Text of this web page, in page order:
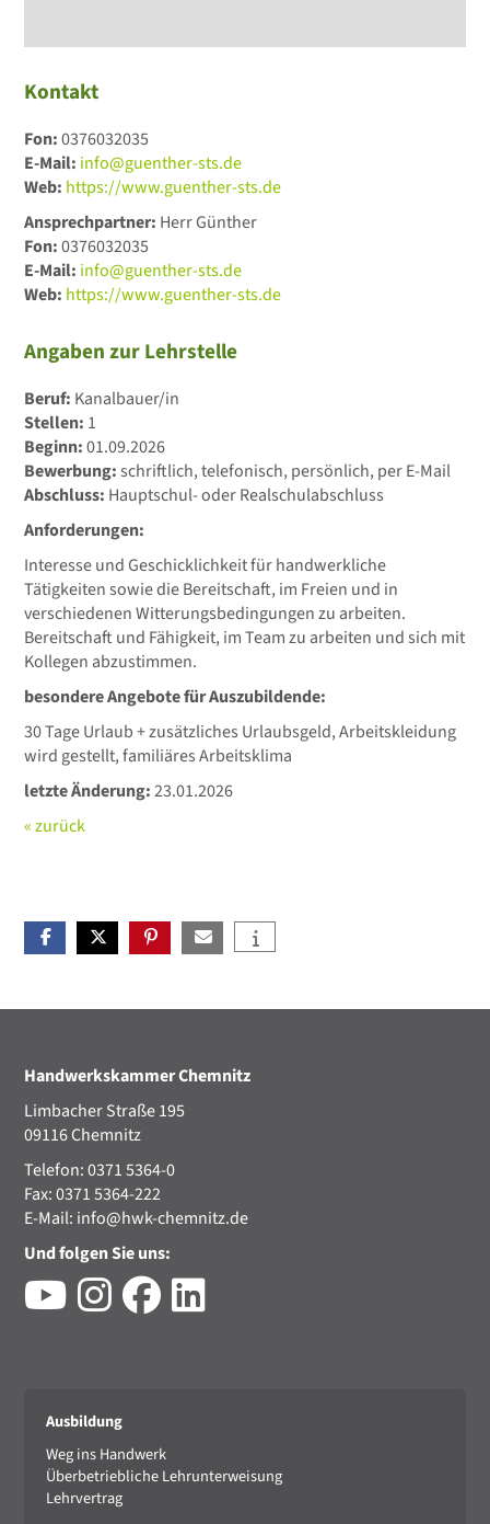
Kontakt
Fon:0376032035
E-Mail: info@guenther-sts.de
Web: https://www.guenther-sts.de
Ansprechpartner: Herr Günther
Fon:0376032035
E-Mail: info@guenther-sts.de
Web: https://www.guenther-sts.de
Angaben zur Lehrstelle
Beruf: Kanalbauer/in
Stellen: 1
Beginn:01.09.2026
Bewerbung:schriftlich, telefonisch, persönlich, per E-Mail
Abschluss: Hauptschul- oder Realschulabschluss
Anforderungen:
Interesse und Geschicklichkeit für handwerkliche
Tätigkeiten sowie die Bereitschaft, im Freien und in
verschiedenen Witterungsbedingungen zu arbeiten.
Bereitschaft und Fähigkeit, im Team zu arbeiten und sich mit
Kollegen abzustimmen.
besondere Angebote für Auszubildende:
30 Tage Urlaub + zusätzliches Urlaubsgeld, Arbeitskleidung
wird gestellt, familiäres Arbeitsklima
letzte Änderung:23.01.2026
« zurück
Handwerkskammer Chemnitz
Limbacher Straße 195
09116 Chemnitz
Telefon: 0371 5364-0
Fax: 0371 5364-222
E-Mail: info@hwk-chemnitz.de
Und folgen Sie uns:
Ausbildung
Weg ins Handwerk
Überbetriebliche Lehrunterweisung
Lehrvertrag